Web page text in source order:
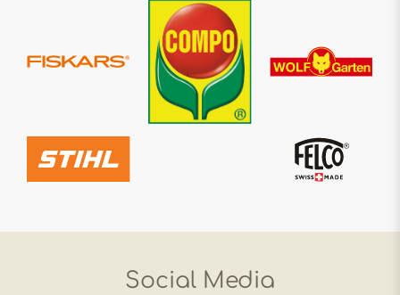
Social Media